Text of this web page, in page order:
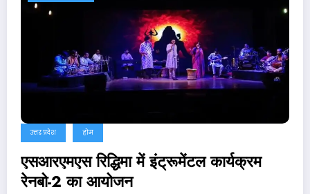
उत्तर प्रदेश होम
एसआरएमएस रिद्धिमा में इंट्रूमेंटल कार्यक्रम
रेनबो-2 का आयोजन